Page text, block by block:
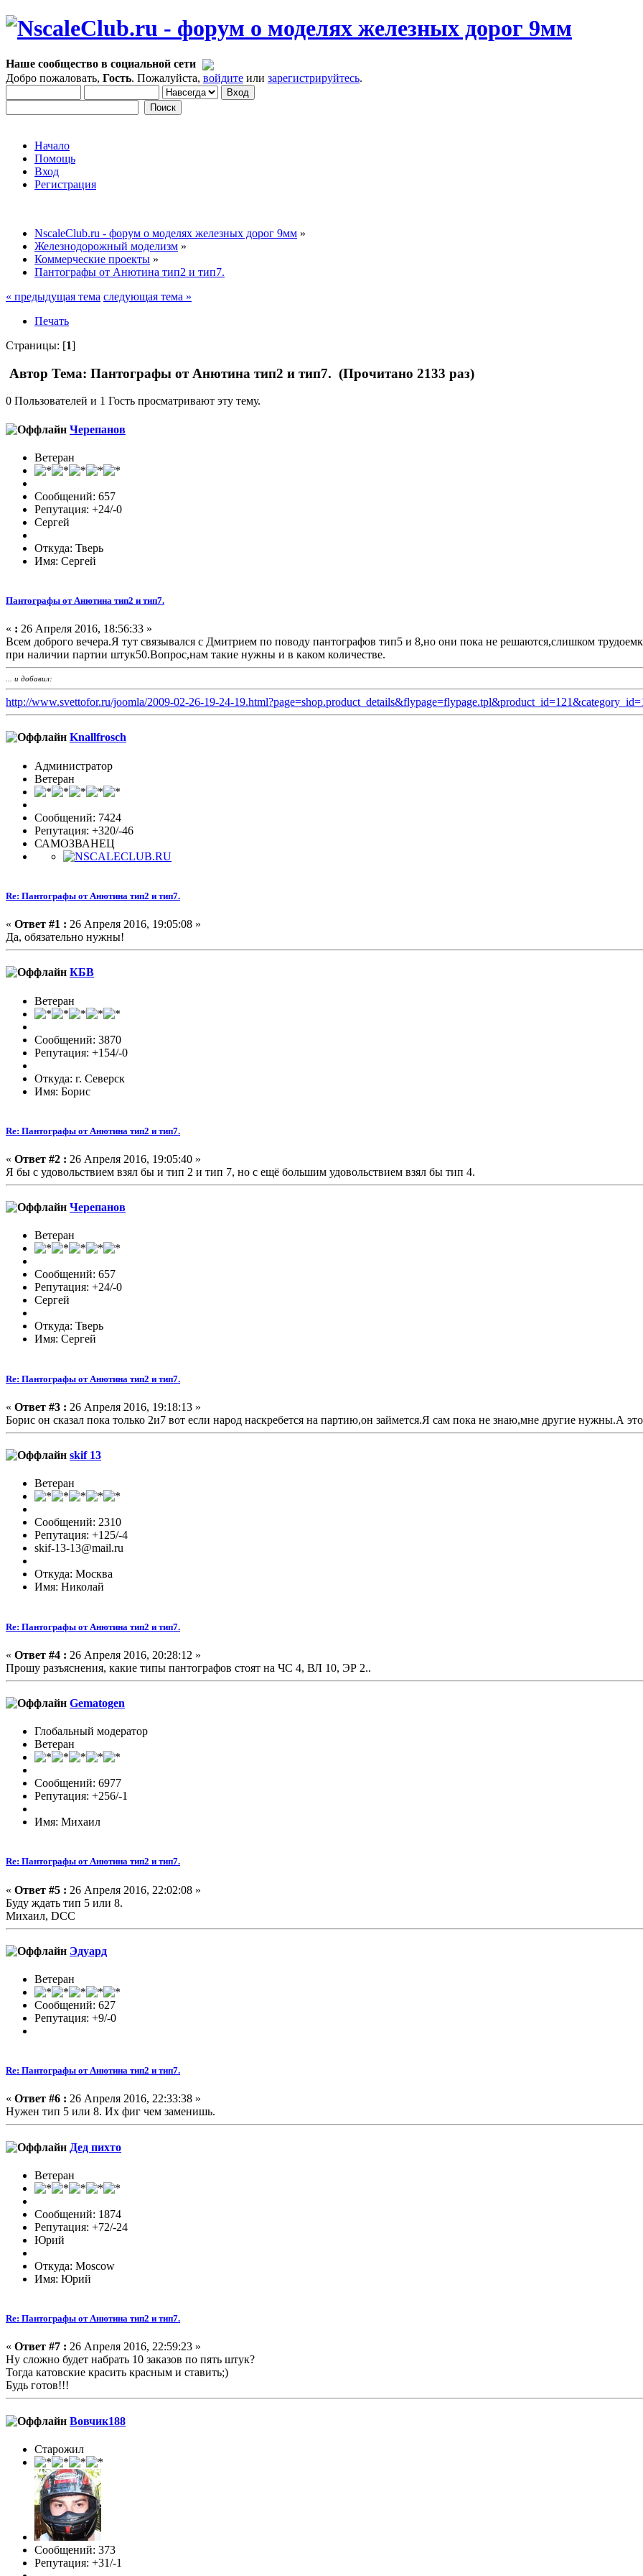
Наше сообщество в социальной сети
Добро пожаловать, Гость. Пожалуйста, войдите или зарегистрируйтесь.
Начало
Помощь
Вход
Регистрация
NscaleClub.ru - форум о моделях железных дорог 9мм »
Железнодорожный моделизм »
Коммерческие проекты »
Пантографы от Анютина тип2 и тип7.
« предыдущая тема следующая тема »
Печать
Страницы: [1]
Автор Тема: Пантографы от Анютина тип2 и тип7. (Прочитано 2133 раз)
0 Пользователей и 1 Гость просматривают эту тему.
Черепанов
Ветеран
Сообщений: 657
Репутация: +24/-0
Сергей
Откуда: Тверь
Имя: Сергей
Пантографы от Анютина тип2 и тип7.
« : 26 Апреля 2016, 18:56:33 »
Всем доброго вечера.Я тут связывался с Дмитрием по поводу пантографов тип5 и 8,но они пока не решаются,слишком
при наличии партии штук50.Вопрос,нам такие нужны и в каком количестве.
... и добавил:
http://www.svettofor.ru/joomla/2009-02-26-19-24-
Knallfrosch
Администратор
Ветеран
Сообщений: 7424
Репутация: +320/-46
САМОЗВАНЕЦ
Re: Пантографы от Анютина тип2 и тип7.
« Ответ #1 : 26 Апреля 2016, 19:05:08 »
Да, обязательно нужны!
КБВ
Ветеран
Сообщений: 3870
Репутация: +154/-0
Откуда: г. Северск
Имя: Борис
Re: Пантографы от Анютина тип2 и тип7.
« Ответ #2 : 26 Апреля 2016, 19:05:40 »
Я бы с удовольствием взял бы и тип 2 и тип 7, но с ещё большим удовольствием взял бы тип 4.
Черепанов
Ветеран
Сообщений: 657
Репутация: +24/-0
Сергей
Откуда: Тверь
Имя: Сергей
Re: Пантографы от Анютина тип2 и тип7.
« Ответ #3 : 26 Апреля 2016, 19:18:13 »
Борис он сказал пока только 2и7 вот если народ наскребется на партию,он займется.Я сам пока не знаю,мне другие нужны.А
skif 13
Ветеран
Сообщений: 2310
Репутация: +125/-4
skif-13-13@mail.ru
Откуда: Москва
Имя: Николай
Re: Пантографы от Анютина тип2 и тип7.
« Ответ #4 : 26 Апреля 2016, 20:28:12 »
Прошу разъяснения, какие типы пантографов стоят на ЧС 4, ВЛ 10, ЭР 2..
Gematogen
Глобальный модератор
Ветеран
Сообщений: 6977
Репутация: +256/-1
Имя: Михаил
Re: Пантографы от Анютина тип2 и тип7.
« Ответ #5 : 26 Апреля 2016, 22:02:08 »
Буду ждать тип 5 или 8.
Михаил, DCC
Эдуард
Ветеран
Сообщений: 627
Репутация: +9/-0
Re: Пантографы от Анютина тип2 и тип7.
« Ответ #6 : 26 Апреля 2016, 22:33:38 »
Нужен тип 5 или 8. Их фиг чем заменишь.
Дед пихто
Ветеран
Сообщений: 1874
Репутация: +72/-24
Юрий
Откуда: Moscow
Имя: Юрий
Re: Пантографы от Анютина тип2 и тип7.
« Ответ #7 : 26 Апреля 2016, 22:59:23 »
Ну сложно будет набрать 10 заказов по пять штук?
Тогда катовские красить красным и ставить;)
Будь готов!!!
Вовчик188
Старожил
Сообщений: 373
Репутация: +31/-1